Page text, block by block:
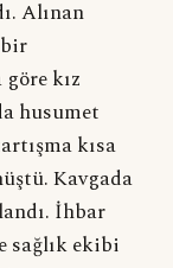
Alınan
kız
husumet
kısa
Kavgada
İhbar
sağlık ekibi